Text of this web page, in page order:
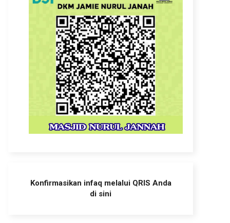
Konfirmasikan infaq melalui QRIS Anda
di sini